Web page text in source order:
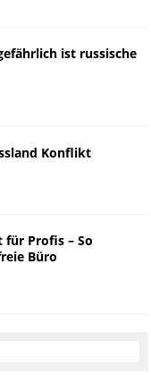
ist russische
Konflikt
Profis – So
Büro